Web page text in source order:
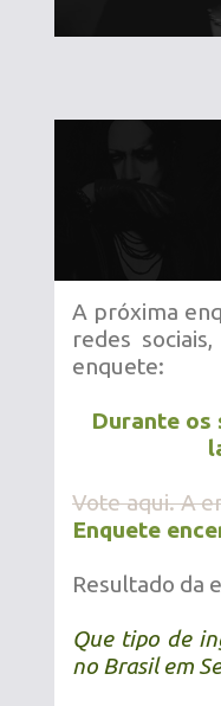
A próxima
redes
enquete:
Durante os
Vote aqui. A
Enquete
Resultado da
Que tipo de
no Brasil em